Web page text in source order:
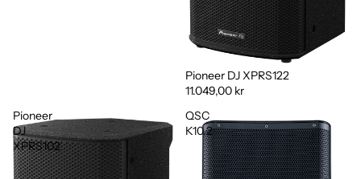
Pioneer DJ XPRS122
11.049,00 kr
Pioneer
DJ
XPRS102
QSC
K10.2